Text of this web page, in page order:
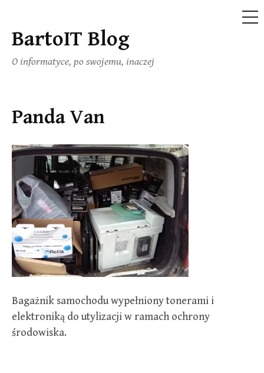
Skip
content
BartoIT Blog
O informatyce, po swojemu, inaczej
Panda Van
Bagażnik samochodu wypełniony tonerami i
elektroniką do utylizacji w ramach ochrony
środowiska.